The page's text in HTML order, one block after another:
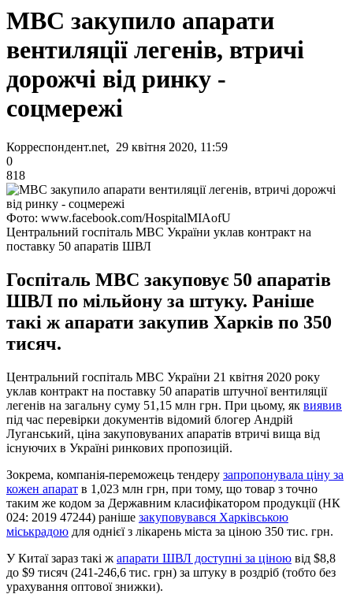
МВС закупило апарати
вентиляції легенів, втричі
дорожчі від ринку -
соцмережі
Корреспондент.net, 29 квітня 2020, 11:59
0
818
Фото: www.facebook.com/HospitalMIAofU
Центральний госпіталь МВС України уклав контракт на
поставку 50 апаратів ШВЛ
Госпіталь МВС закуповує 50 апаратів
ШВЛ по мільйону за штуку. Раніше
такі ж апарати закупив Харків по 350
тисяч.
Центральний госпіталь МВС України 21 квітня 2020 року
уклав контракт на поставку 50 апаратів штучної вентиляції
легенів на загальну суму 51,15 млн грн. При цьому, як виявив
під час перевірки документів відомий блогер Андрій
Луганський, ціна закуповуваних апаратів втричі вища від
існуючих в Україні ринкових пропозицій.
Зокрема, компанія-переможець тендеру запропонувала ціну за
кожен апарат в 1,023 млн грн, при тому, що товар з точно
таким же кодом за Державним класифікатором продукції (НК
024: 2019 47244) раніше закуповувався Харківською
міськрадою для однієї з лікарень міста за ціною 350 тис. грн.
У Китаї зараз такі ж апарати ШВЛ доступні за ціною від $8,8
до $9 тисяч (241-246,6 тис. грн) за штуку в роздріб (тобто без
урахування оптової знижки).